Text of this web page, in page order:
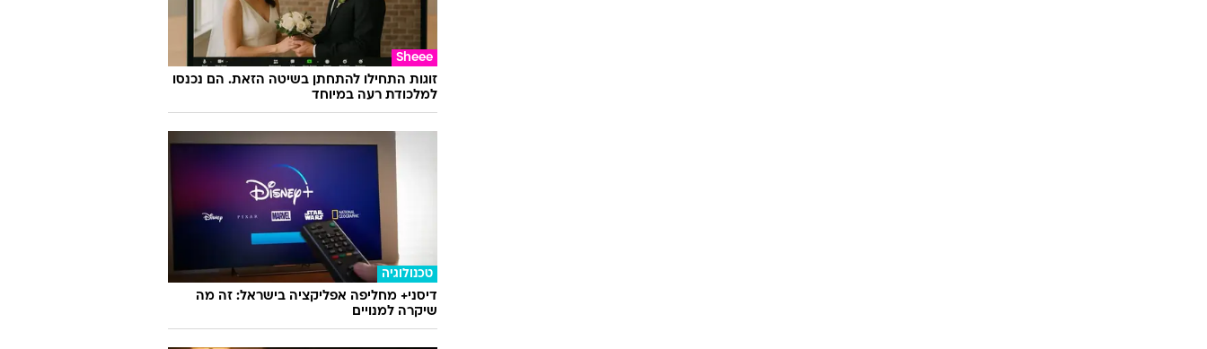
Sheee
זוגות התחילו להתחתן בשיטה הזאת. הם נכנסו
למלכודת רעה במיוחד
טכנולוגיה
דיסני+ מחליפה אפליקציה בישראל: זה מה
שיקרה למנויים